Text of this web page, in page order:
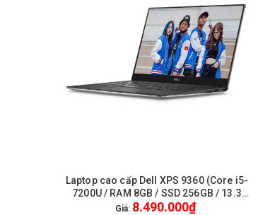
HẾT HÀNG
Laptop cao cấp Dell XPS 9360 (Core i5-
7200U / RAM 8GB / SSD 256GB / 13.3
inch FullHD) / WL + BT / Webcam HD /
Giá: 8.490.000₫